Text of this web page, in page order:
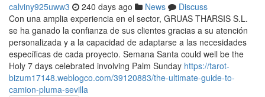
calviny925uww3 240 days ago News
Discuss
Con una amplia experiencia en el sector, GRUAS THARSIS S.L.
se ha ganado la confianza de sus clientes gracias a su atención
personalizada y a la capacidad de adaptarse a las necesidades
específicas de cada proyecto. Semana Santa could well be the
Holy 7 days celebrated involving Palm Sunday https://tarot-
bizum17148.weblogco.com/39120883/the-ultimate-guide-to-
camion-pluma-sevilla